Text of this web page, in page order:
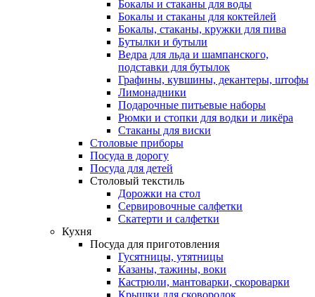
Бокалы и стаканы для воды
Бокалы и стаканы для коктейлей
Бокалы, стаканы, кружки для пива
Бутылки и бутыли
Ведра для льда и шампанского,
подставки для бутылок
Графины, кувшины, декантеры, штофы
Лимонадники
Подарочные питьевые наборы
Рюмки и стопки для водки и ликёра
Стаканы для виски
Столовые приборы
Посуда в дорогу
Посуда для детей
Столовый текстиль
Дорожки на стол
Сервировочные салфетки
Скатерти и салфетки
Кухня
Посуда для приготовления
Гусятницы, утятницы
Казаны, тажины, воки
Кастрюли, мантоварки, скороварки
Крышки для сковородок